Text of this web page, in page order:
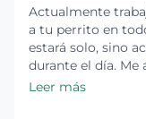
Actualmente
a tu perrito en
estará solo, sino
durante el día. Me
pasear, jugar o
Leer más